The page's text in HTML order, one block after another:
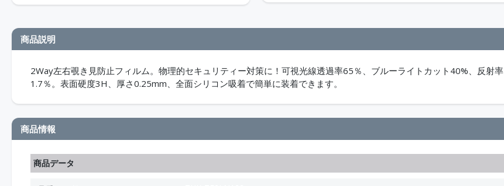
商品説明
2Way左右覗き見防止フィルム。物理的セキュリティー対策に！可視光線透過率65％、ブルーライトカット40%、反射率
1.7％。表面硬度3H、厚さ0.25mm、全面シリコン吸着で簡単に装着できます。
商品情報
商品データ